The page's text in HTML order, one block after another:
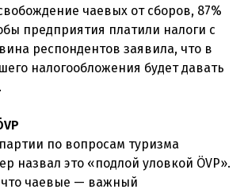
чаевых от сборов, 87%
предприятия платили налоги с
респондентов заявила, что в
налогообложения будет давать
по вопросам туризма
назвал это «подлой уловкой ÖVP».
чаевые — важный